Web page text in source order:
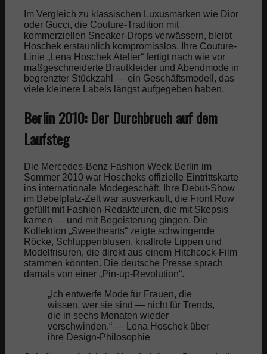
Im Vergleich zu klassischen Luxusmarken wie Dior
oder Gucci, die Couture-Tradition mit
kommerziellen Sneaker-Drops verwässern, bleibt
Hoschek erstaunlich kompromisslos. Ihre Couture-
Linie „Lena Hoschek Atelier“ fertigt nach wie vor
maßgeschneiderte Brautkleider und Abendmode in
begrenzter Stückzahl — ein Geschäftsmodell, das
viele kleinere Labels längst aufgegeben haben.
Berlin 2010: Der Durchbruch auf dem
Laufsteg
Die Mercedes-Benz Fashion Week Berlin im
Sommer 2010 war Hoscheks offizielle Eintrittskarte
ins internationale Modegeschäft. Ihre Debüt-Show
im Bebelplatz-Zelt war ausverkauft, die Front Row
gefüllt mit Fashion-Redakteuren, die mit Skepsis
kamen — und mit Begeisterung gingen. Die
Kollektion „Sweethearts“ zeigte schwingende
Röcke, Schluppenblusen, knallrote Lippen und
Modelfrisuren, die direkt aus einem Hitchcock-Film
stammen könnten. Die deutsche Presse sprach
damals von einer „Pin-up-Revolution“.
„Ich entwerfe Mode für Frauen, die
wissen, wer sie sind — nicht für Trends,
die in sechs Monaten wieder
verschwinden.“ — Lena Hoschek über
ihre Design-Philosophie